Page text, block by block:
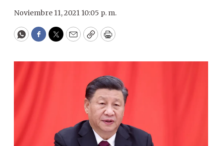
Noviembre 11, 2021 10:05 p. m.
WhatsApp
Facebook
Twitter
EmailCopyPrint